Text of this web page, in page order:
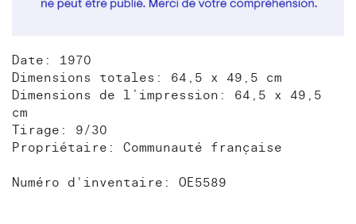
Date: 1970
Dimensions totales: 64,5 x 49,5 cm
Dimensions de l’impression: 64,5 x 49,5
cm
Tirage: 9/30
Propriétaire: Communauté française
Numéro d'inventaire: OE5589